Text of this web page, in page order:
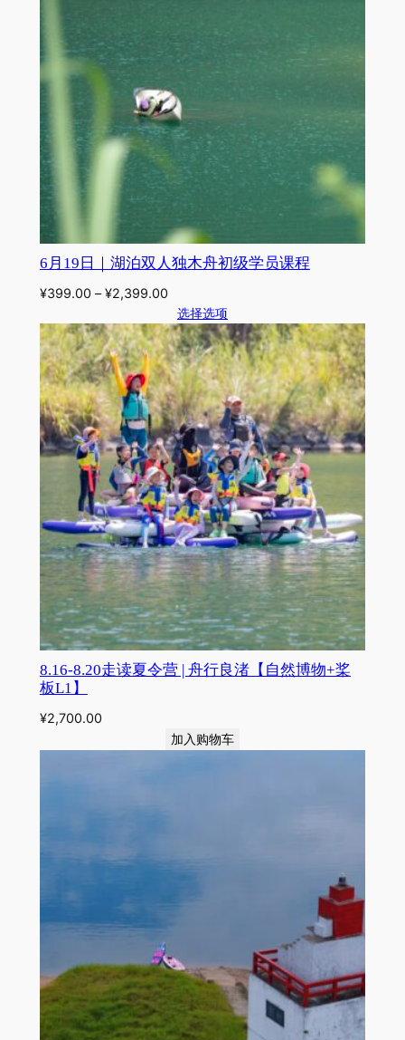
6月19日｜湖泊双人独木舟初级学员课程
¥399.00 –¥2,399.00
选择选项
8.16-8.20走读夏令营 | 舟行良渚【自然博物+桨
板L1】
¥2,700.00
加入购物车